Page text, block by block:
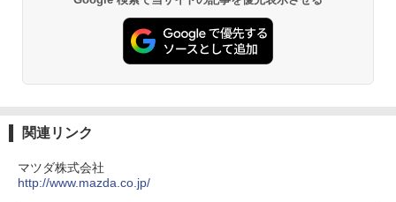
関連リンク
マツダ株式会社
http://www.mazda.co.jp/